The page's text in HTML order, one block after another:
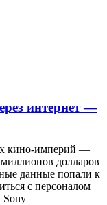
интернет —
кино-империй —
долларов
данные попали к
с персоналом
Sony